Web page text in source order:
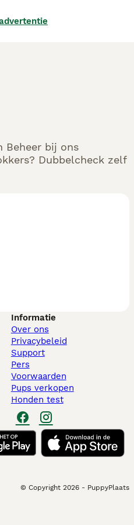
Beheer bij ons
Dubbelcheck zelf
Informatie
Over ons
Privacybeleid
Support
Pers
Voorwaarden
Pups verkopen
Honden test
© Copyright 2026 - PuppyPlaats